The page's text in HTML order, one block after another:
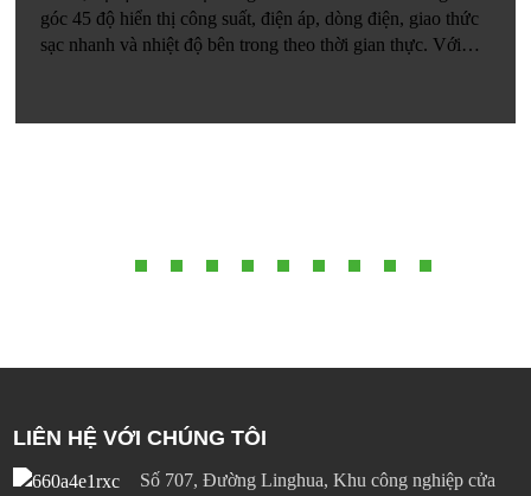
góc 45 độ hiển thị công suất, điện áp, dòng điện, giao thức
sạc nhanh và nhiệt độ bên trong theo thời gian thực. Với
và dự kiến ​​giá bán ở nước ngoài sẽ tương đương với Anker
LIÊN HỆ VỚI CHÚNG TÔI
Số 707, Đường Linghua, Khu công nghiệp cửa